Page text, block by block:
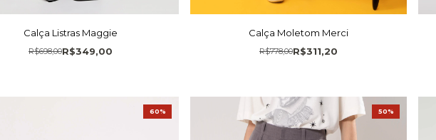
Calça Listras Maggie
R$349,00
R$698,00
Calça Moletom Merci
R$311,20
R$778,00
60% 50%